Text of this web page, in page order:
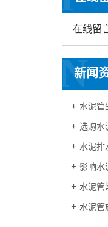
在线留
新闻
N
水泥管
选购水
水泥排
影响水
水泥管
水泥管